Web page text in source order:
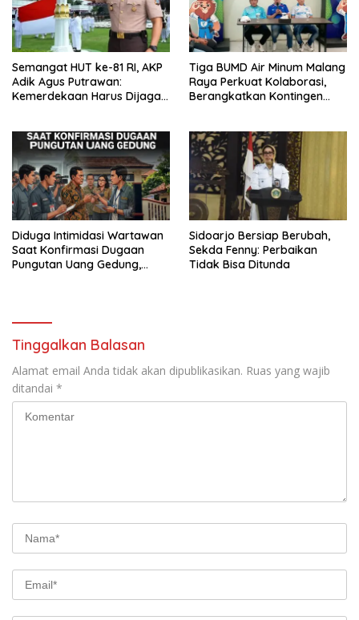
Semangat HUT ke-81 RI, AKP
Adik Agus Putrawan:
Kemerdekaan Harus Dijaga
Tiga BUMD Air Minum Malang
Raya Perkuat Kolaborasi,
Berangkatkan Kontingen
Diduga Intimidasi Wartawan
Saat Konfirmasi Dugaan
Pungutan Uang Gedung,
Sidoarjo Bersiap Berubah,
Sekda Fenny: Perbaikan
Tidak Bisa Ditunda
Tinggalkan Balasan
Alamat email Anda tidak akan dipublikasikan. Ruas yang wajib
ditandai *